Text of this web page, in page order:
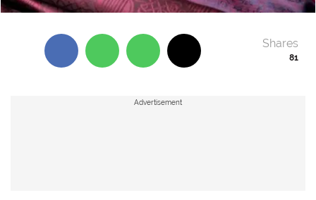
81
Shares
Advertisement